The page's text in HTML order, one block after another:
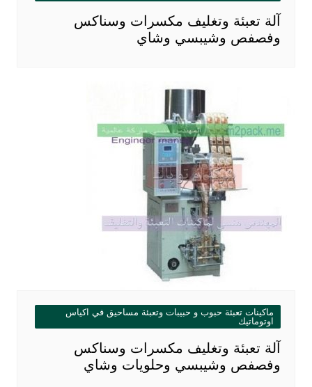
آلة تعبئة وتغليف مكسرات وسناكس
وفصفص وشيبسي وشاي
ماكينات تعبئة حبوب و حبيبات وتعبئة مساحيق في اكياس
اوتوماتيك
آلة تعبئة وتغليف مكسرات وسناكس
وفصفص وشيبسي وحلويات وشاي